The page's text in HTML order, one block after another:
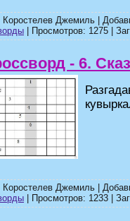
Коростелев Джемиль |
| Просмотров: 1275 |
- 6.
Коростелев Джемиль |
| Просмотров: 1233 |